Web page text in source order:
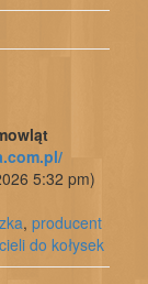
5:32 pm)
, producent
do kołysek